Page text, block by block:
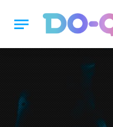
notes